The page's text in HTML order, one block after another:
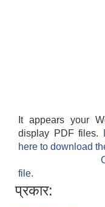
It appears your
display PDF files.
here to download
file.
प्रकार: